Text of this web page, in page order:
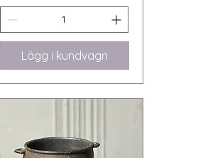
Lägg i kundvagn